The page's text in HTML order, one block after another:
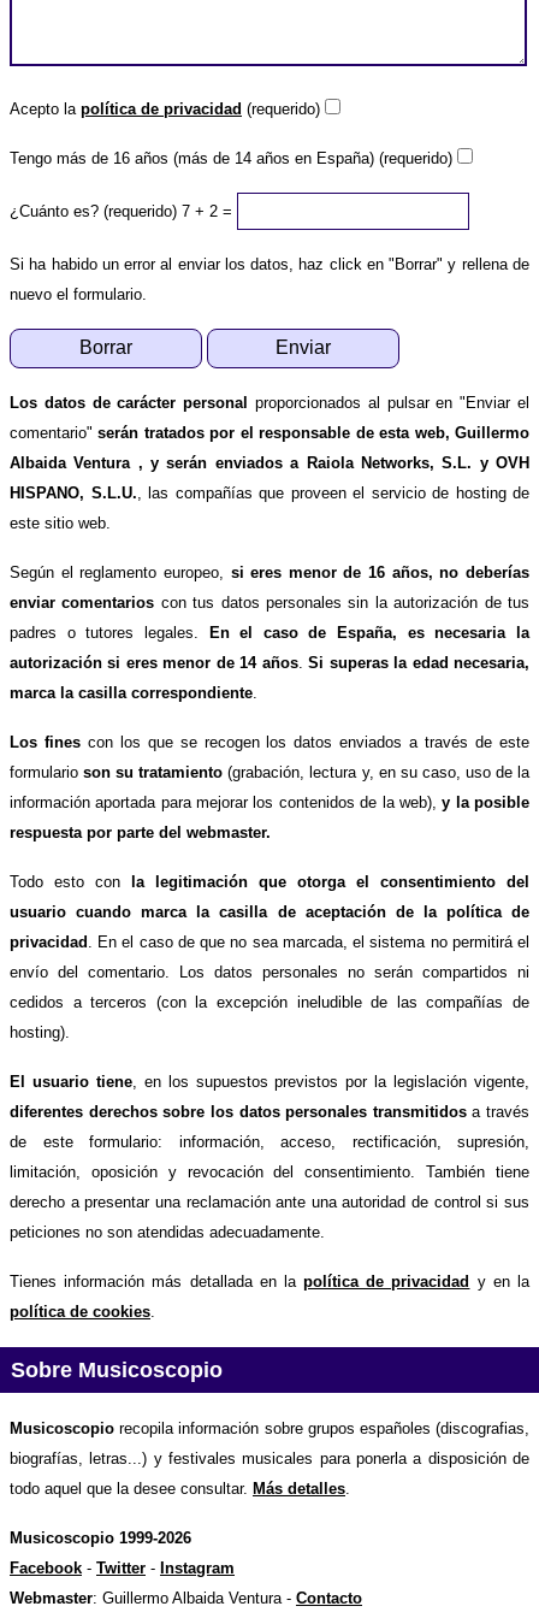
Acepto la política de privacidad (requerido)
Tengo más de 16 años (más de 14 años en España) (requerido)
¿Cuánto es? (requerido) 7 + 2 =
Si ha habido un error al enviar los datos, haz click en "Borrar" y rellena de
nuevo el formulario.
Los datos de carácter personal
proporcionados al pulsar en "Enviar el
comentario"serán tratados por el responsable de esta web, Guillermo
Albaida Ventura , y serán enviados a Raiola Networks, S.L. y OVH
HISPANO, S.L.U. , las compañías que proveen el servicio de hosting de
este sitio web.
Según el reglamento europeo, si eres menor de 16 años, no deberías
enviar comentarios con tus datos personales sin la autorización de tus
padres o tutores legales.
En el caso de España, es necesaria la
autorización si eres menor de 14 años.Si superas la edad necesaria,
marca la casilla correspondiente
Los finescon los que se recogen los datos enviados a través de este
formularioson su tratamiento (grabación, lectura y, en su caso, uso de la
información aportada para mejorar los contenidos de la web),y la posible
respuesta por parte del webmaster.
Todo esto con
la legitimación que otorga el consentimiento del
usuario cuando marca la casilla de aceptación de la política de
privacidad
. En el caso de que no sea marcada, el sistema no permitirá el
envío del comentario. Los datos personales no serán compartidos ni
cedidos a terceros (con la excepción ineludible de las compañías de
hosting).
El usuario tiene, en los supuestos previstos por la legislación vigente,
diferentes derechos sobre los datos personales transmitidosa través
de este formulario: información, acceso, rectificación, supresión,
limitación, oposición y revocación del consentimiento. También tiene
derecho a presentar una reclamación ante una autoridad de control si sus
peticiones no son atendidas adecuadamente.
Tienes información más detallada en lapolítica de privacidad y en la
política de cookies
Sobre Musicoscopio
Musicoscopio recopila información sobre grupos españoles (discografias,
biografías, letras...) y festivales musicales para ponerla a disposición de
todo aquel que la desee consultar. Más detalles.
Musicoscopio 1999-2026
Facebook - Twitter - Instagram
Webmaster: Guillermo Albaida Ventura - Contacto